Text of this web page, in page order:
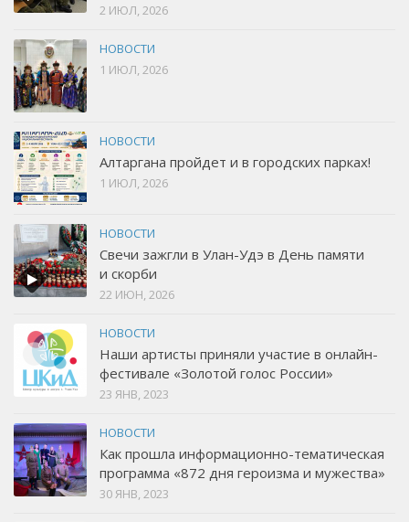
2 ИЮЛ, 2026
НОВОСТИ
1 ИЮЛ, 2026
НОВОСТИ
Алтаргана пройдет и в городских парках!
1 ИЮЛ, 2026
НОВОСТИ
Свечи зажгли в Улан-Удэ в День памяти
и скорби
22 ИЮН, 2026
НОВОСТИ
Наши артисты приняли участие в онлайн-
фестивале «Золотой голос России»
23 ЯНВ, 2023
НОВОСТИ
Как прошла информационно-тематическая
программа «872 дня героизма и мужества»
30 ЯНВ, 2023